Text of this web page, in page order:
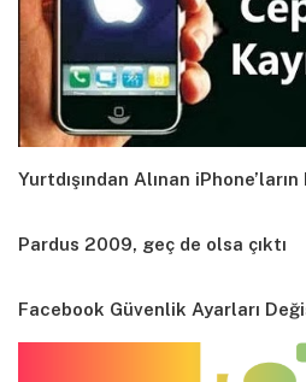
Yurtdışından Alınan
Pardus 2009, geç de olsa çıktı
Facebook Güvenlik Ayarları